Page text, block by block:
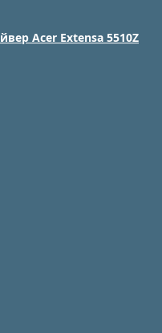
Acer Extensa 5510Z